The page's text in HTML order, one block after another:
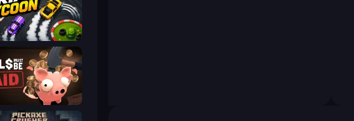
Drift Tycoon
Bills Must Be Paid